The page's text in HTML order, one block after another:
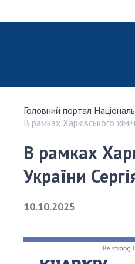
Головний портал
В рамках Харківського
В рамках
України
10.10.2025